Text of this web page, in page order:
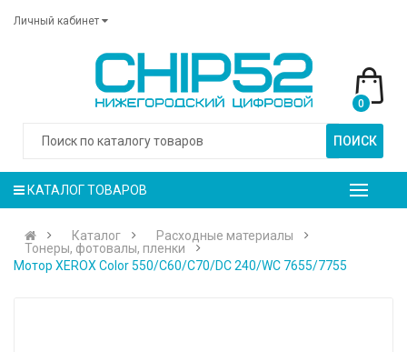
Личный кабинет
ПОИСК
0
КАТАЛОГ ТОВАРОВ
Каталог
Расходные материалы
Тонеры, фотовалы, пленки
Мотор XEROX Color 550/C60/C70/DC 240/WC 7655/7755